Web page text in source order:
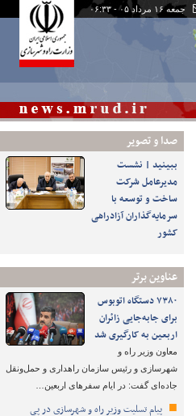
جمعه ۱۶ مرداد ۰۵ - ۰۶:۳۳
صدا و تصوير
ببینید | نشست
مدیرعامل شرکت
ساخت و توسعه با
سرمایه‌گذاران آزادراهی
کشور
عناوین برتر
۷۳۸۰ دستگاه اتوبوس
برای جابه‌جایی زائران
اربعین به‌ کارگیری شد
معاون وزیر راه و
شهرسازی و رئیس سازمان راهداری و حمل‌ونقل
جاده‌ای گفت: در ایام سفرهای اربعین…
پیام تسلیت وزیر راه و شهرسازی در پی